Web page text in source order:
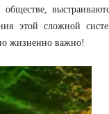
этой сложной
жизненно важно!